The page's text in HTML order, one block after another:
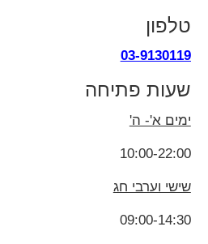
טלפון
03-9130119
שעות פתיחה
ימים א'- ה'
10:00-22:00
שישי וערבי חג
09:00-14:30